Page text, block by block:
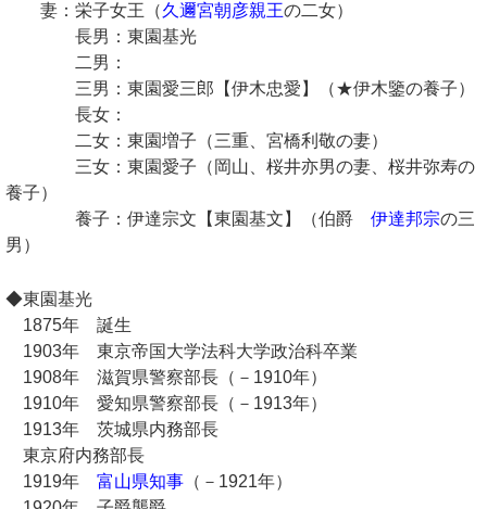
妻：栄子女王（久邇宮朝彦親王の二女）
長男：東園基光
二男：
三男：東園愛三郎【伊木忠愛】（★伊木鑒の養子）
長女：
二女：東園増子（三重、宮橋利敬の妻）
三女：東園愛子（岡山、桜井亦男の妻、桜井弥寿の
養子）
養子：伊達宗文【東園基文】（伯爵 伊達邦宗の三
男）
◆東園基光
1875年 誕生
1903年 東京帝国大学法科大学政治科卒業
1908年 滋賀県警察部長（－1910年）
1910年 愛知県警察部長（－1913年）
1913年 茨城県内務部長
東京府内務部長
1919年 富山県知事（－1921年）